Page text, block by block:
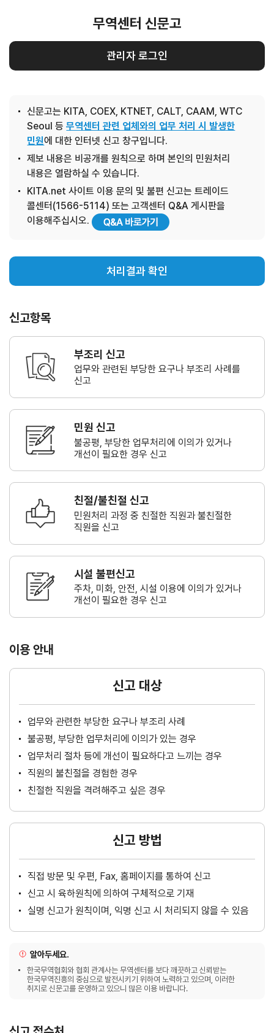
무역센터 신문고
관리자 로그인
신문고는 KITA, COEX, KTNET, CALT, CAAM, WTC
Seoul 등무역센터 관련 업체와의 업무 처리 시 발생한
민원에 대한 인터넷 신고 창구입니다.
제보 내용은 비공개를 원칙으로 하며 본인의 민원처리
내용은 열람하실 수 있습니다.
KITA.net 사이트 이용 문의 및 불편 신고는 트레이드
콜센터(1566-5114) 또는 고객센터 Q&A 게시판을
이용해주십시오.
처리결과 확인
신고항목
부조리 신고
업무와 관련된 부당한 요구나 부조리 사례를
신고
민원 신고
불공평, 부당한 업무처리에 이의가 있거나
개선이 필요한 경우 신고
친절/불친절 신고
민원처리 과정 중 친절한 직원과불친절한
직원을 신고
시설 불편신고
주차, 미화, 안전, 시설 이용에 이의가 있거나
개선이 필요한 경우 신고
이용 안내
신고 대상
업무와 관련한 부당한 요구나 부조리 사례
불공평, 부당한 업무처리에 이의가 있는 경우
업무처리 절차 등에 개선이 필요하다고 느끼는 경우
직원의 불친절을 경험한 경우
친절한 직원을 격려해주고 싶은 경우
신고 방법
직접 방문 및 우편, Fax, 홈페이지를 통하여 신고
신고 시 육하원칙에 의하여 구체적으로 기재
실명 신고가 원칙이며, 익명 신고 시 처리되지 않을 수 있음
알아두세요.
한국무역협회와 협회 관계사는 무역센터를 보다 깨끗하고 신뢰받는
한국무역진흥의 중심으로 발전시키기 위하여 노력하고 있으며, 이러한
취지로 신문고를 운영하고 있으니 많은 이용 바랍니다.